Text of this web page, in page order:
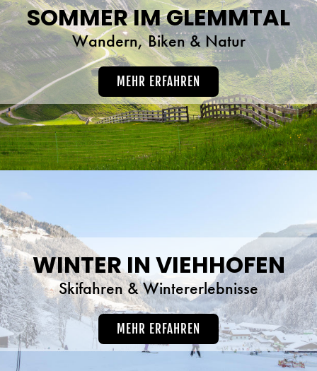
SOMMER IM GLEMMTAL
Wandern, Biken & Natur
MEHR ERFAHREN
WINTER IN VIEHHOFEN
Skifahren & Wintererlebnisse
MEHR ERFAHREN